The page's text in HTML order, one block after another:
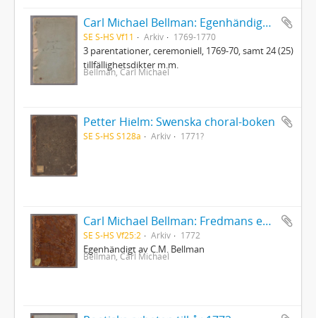
Carl Michael Bellman: Egenhändiga koncepter
SE S-HS Vf11 Arkiv 1769-1770
3 parentationer, ceremoniell, 1769-70, samt 24 (25)
tillfällighetsdikter m.m.
Bellman, Carl Michael
Petter Hielm: Swenska choral-boken
SE S-HS S128a Arkiv 1771?
Carl Michael Bellman: Fredmans epistlar [dedicerade till J.D. Duwall] Del 2
SE S-HS Vf25:2 Arkiv 1772
Egenhändigt av C.M. Bellman
Bellman, Carl Michael